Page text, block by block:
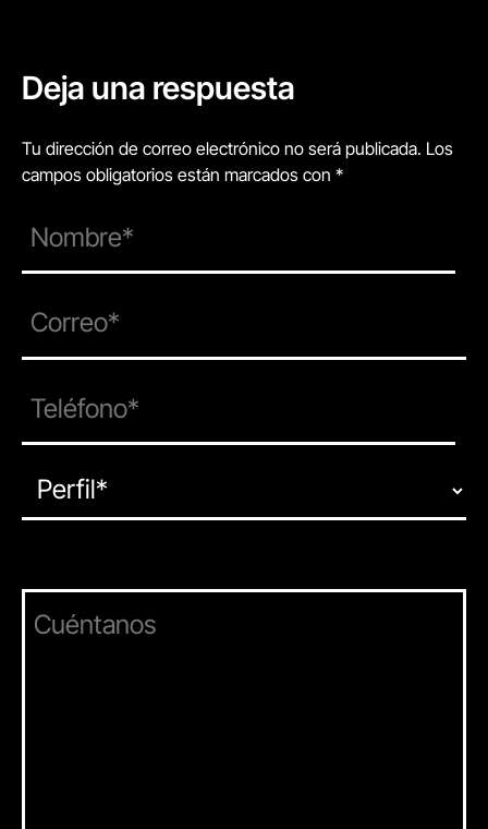
Deja una respuesta
Tu dirección de correo electrónico no será publicada. Los
campos obligatorios están marcados con *